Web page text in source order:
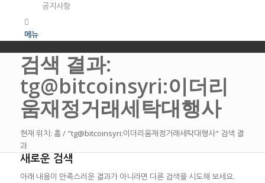
공지사항
메뉴
검색 결과:
tg@bitcoinsyri:이더리
움재정거래세탁대행사
현재 위치: 홈/ "tg@bitcoinsyri:이더리움재정거래세탁대행사" 검색 결
과
새로운 검색
아래 내용이 만족스러운 결과가 아니라면 다른 검색을 시도해 보세요.